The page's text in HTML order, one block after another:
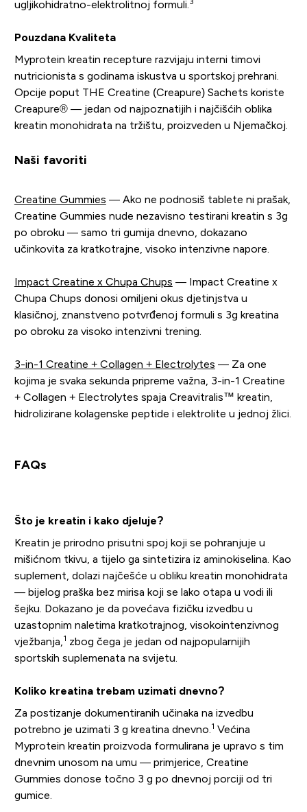
ugljikohidratno-elektrolitnoj formuli.
Pouzdana Kvaliteta
Myprotein kreatin recepture razvijaju interni timovi
nutricionista s godinama iskustva u sportskoj prehrani.
Opcije poput THE Creatine (Creapure) Sachets koriste
Creapure® — jedan od najpoznatijih i najčišćih oblika
kreatin monohidrata na tržištu, proizveden u Njemačkoj.
Naši favoriti
Creatine Gummies — Ako ne podnosiš tablete ni prašak,
Creatine Gummies nude nezavisno testirani kreatin s 3g
po obroku — samo tri gumija dnevno, dokazano
učinkovita za kratkotrajne, visoko intenzivne napore.
Impact Creatine x Chupa Chups — Impact Creatine x
Chupa Chups donosi omiljeni okus djetinjstva u
klasičnoj, znanstveno potvrđenoj formuli s 3g kreatina
po obroku za visoko intenzivni trening.
3-in-1 Creatine + Collagen + Electrolytes — Za one
kojima je svaka sekunda pripreme važna, 3-in-1 Creatine
+ Collagen + Electrolytes spaja Creavitralis™ kreatin,
hidrolizirane kolagenske peptide i elektrolite u jednoj žlici.
FAQs
Što je kreatin i kako djeluje?
Kreatin je prirodno prisutni spoj koji se pohranjuje u
mišićnom tkivu, a tijelo ga sintetizira iz aminokiselina. Kao
suplement, dolazi najčešće u obliku kreatin monohidrata
— bijelog praška bez mirisa koji se lako otapa u vodi ili
šejku. Dokazano je da povećava fizičku izvedbu u
uzastopnim naletima kratkotrajnog, visokointenzivnog
vježbanja, 1 zbog čega je jedan od najpopularnijih
sportskih suplemenata na svijetu.
Koliko kreatina trebam uzimati dnevno?
Za postizanje dokumentiranih učinaka na izvedbu
potrebno je uzimati 3 g kreatina dnevno. 1 Većina
Myprotein kreatin proizvoda formulirana je upravo s tim
dnevnim unosom na umu — primjerice, Creatine
Gummies donose točno 3 g po dnevnoj porciji od tri
gumice.